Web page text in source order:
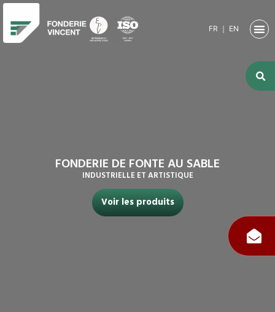
FR ｜ EN
FONDERIE DE FONTE AU SABLE
INDUSTRIELLE ET ARTISTIQUE
Voir les produits